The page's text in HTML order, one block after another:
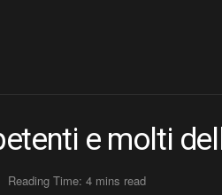
e molti
Reading Time: 4 mins read